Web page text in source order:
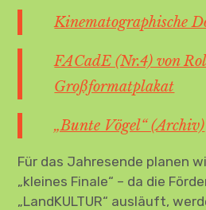
Kinematographische
FACadE (Nr.4) von
Großformatplakat
„Bunte Vögel“ (Archiv)
Für das Jahresende planen
„kleines Finale“ – da die
„LandKULTUR“ ausläuft,